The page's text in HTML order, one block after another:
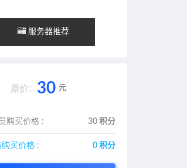
服务器推荐
原价： 30 元
购买价格 : 30 积分
购买价格 : 0 积分